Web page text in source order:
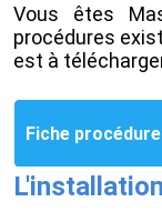
Vous êtes
procédures
est à
Fiche procédure